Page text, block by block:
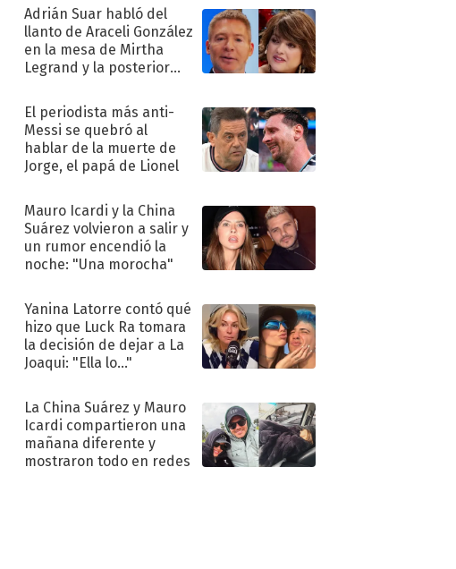
Adrián Suar habló del
llanto de Araceli González
en la mesa de Mirtha
Legrand y la posterior
El periodista más anti-
Messi se quebró al
hablar de la muerte de
Jorge, el papá de Lionel
Mauro Icardi y la China
Suárez volvieron a salir y
un rumor encendió la
noche: "Una morocha"
Yanina Latorre contó qué
hizo que Luck Ra tomara
la decisión de dejar a La
Joaqui: "Ella lo..."
La China Suárez y Mauro
Icardi compartieron una
mañana diferente y
mostraron todo en redes